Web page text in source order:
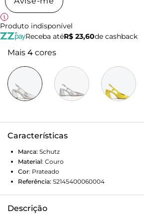
Produto indisponível
Receba atéR$ 23,60de cashback
Mais 4 cores
Características
Marca: Schutz
Material: Couro
Cor: Prateado
Referência: S2145400060004
Descrição